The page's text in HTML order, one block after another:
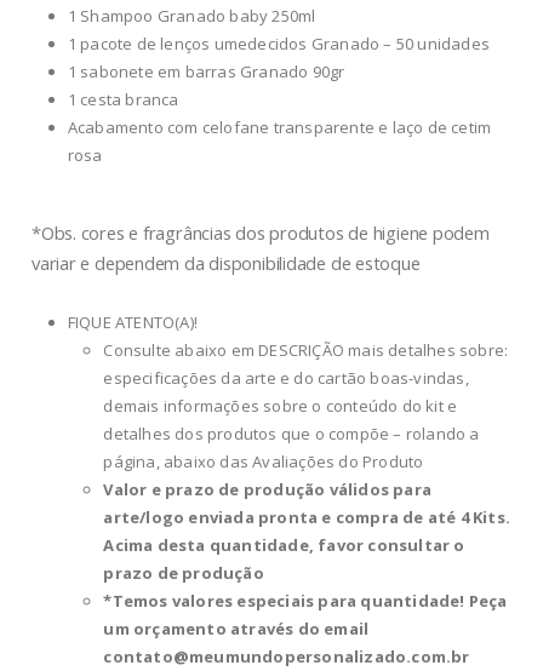
1 Shampoo Granado baby 250ml
1 pacote de lenços umedecidos Granado – 50 unidades
1 sabonete em barras Granado 90gr
1 cesta branca
Acabamento com celofane transparente e laço de cetim
rosa
*Obs. cores e fragrâncias dos produtos de higiene podem
variar e dependem da disponibilidade de estoque
FIQUE ATENTO(A)!
Consulte abaixo em DESCRIÇÃO mais detalhes sobre:
especificações da arte e do cartão boas-vindas,
demais informações sobre o conteúdo do kit e
detalhes dos produtos que o compõe – rolando a
página, abaixo das Avaliações do Produto
Valor e prazo de produção válidos para
arte/logo enviada pronta e compra de até 4 Kits.
Acima desta quantidade, favor consultar o
prazo de produção
*Temos valores especiais para quantidade! Peça
um orçamento através do email
contato@meumundopersonalizado.com.br